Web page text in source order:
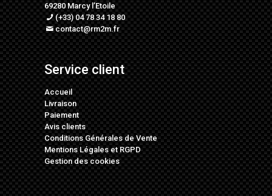
69280 Marcy l’Etoile
(+33) 04 78 34 18 80
contact@rm2m.fr
Service client
Accueil
Livraison
Paiement
Avis clients
Conditions Générales de Vente
Mentions LégalesetRGPD
Gestion des cookies